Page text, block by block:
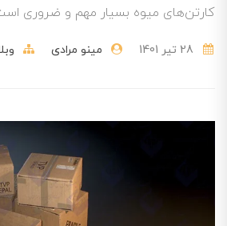
کارتن‌های میوه بسیار مهم و ضروری
مینو مرادی